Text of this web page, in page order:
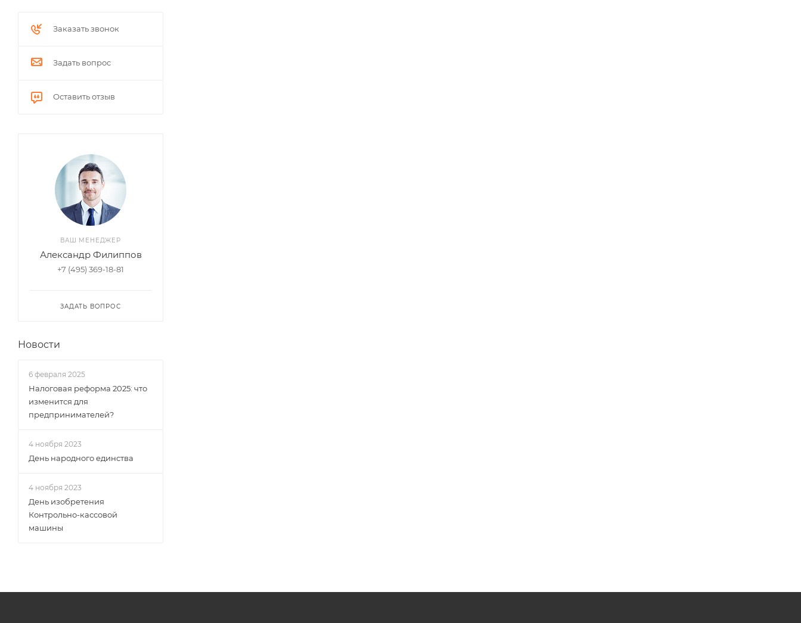
Заказать звонок
Задать вопрос
Оставить отзыв
ВАШ МЕНЕДЖЕР
Александр Филиппов
+7 (495) 369-18-81
ЗАДАТЬ ВОПРОС
Новости
6 февраля 2025
Налоговая реформа 2025: что
изменится для
предпринимателей?
4 ноября 2023
День народного единства
4 ноября 2023
День изобретения
Контрольно-кассовой
машины